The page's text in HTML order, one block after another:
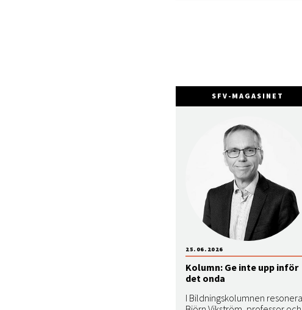
SFV-MAGASINET
Kolumn: Ge inte upp inför
det onda
I Bildningskolumnen
25.06.2026